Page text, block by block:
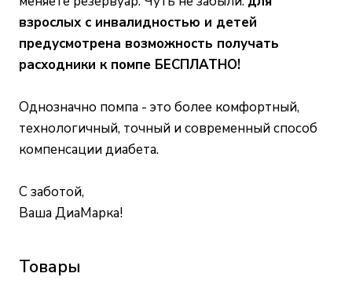
взрослых с инвалидностью и детей
предусмотрена возможность получать
расходники к помпе БЕСПЛАТНО!
Однозначно помпа - это более комфортный,
технологичный, точный и современный способ
компенсации диабета.
С заботой,
Ваша ДиаМарка!
Товары